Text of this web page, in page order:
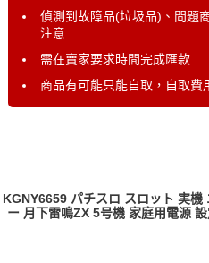
偵測到故障品(垃圾品)、問題
注意
需在賣家要求時間完成匯款
商品有可能只能自取，自取費
KGNY6659 パチスロ スロット 実機
ー 月下雷鳴ZX 5号機 家庭用電源